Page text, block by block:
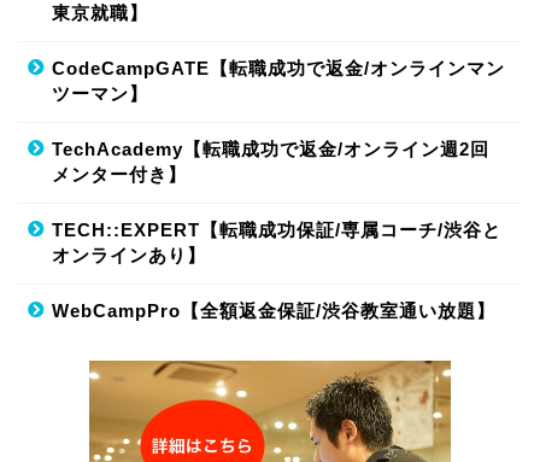
東京就職】
CodeCampGATE【転職成功で返金/オンラインマン
ツーマン】
TechAcademy【転職成功で返金/オンライン週2回
メンター付き】
TECH::EXPERT【転職成功保証/専属コーチ/渋谷と
オンラインあり】
WebCampPro【全額返金保証/渋谷教室通い放題】